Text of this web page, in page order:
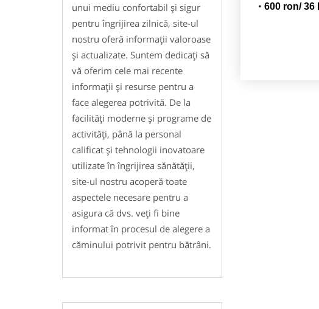
unui mediu confortabil și sigur
pentru îngrijirea zilnică, site-ul
nostru oferă informații valoroase
și actualizate. Suntem dedicați să
vă oferim cele mai recente
informații și resurse pentru a
face alegerea potrivită. De la
facilități moderne și programe de
activități, până la personal
calificat și tehnologii inovatoare
utilizate în îngrijirea sănătății,
site-ul nostru acoperă toate
aspectele necesare pentru a
asigura că dvs. veți fi bine
informat în procesul de alegere a
căminului potrivit pentru bătrâni.
600 ron/ 36